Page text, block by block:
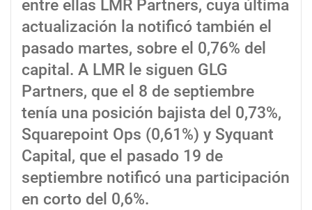
entre ellas LMR Partners, cuya última
actualización la notificó también el
pasado martes, sobre el 0,76% del
capital. A LMR le siguen GLG
Partners, que el 8 de septiembre
tenía una posición bajista del 0,73%,
Squarepoint Ops (0,61%) y Syquant
Capital, que el pasado 19 de
septiembre notificó una participación
en corto del 0,6%.